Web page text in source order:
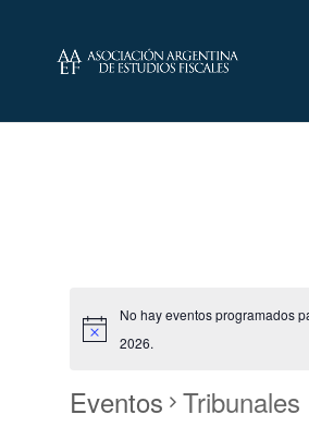
No hay eventos programados
2026.
Eventos